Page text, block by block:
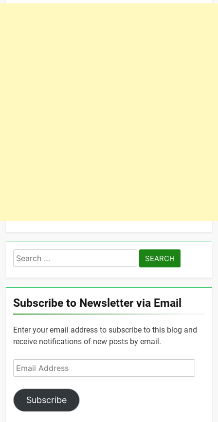
Search
for:
Subscribe to Newsletter via Email
Enter your email address to subscribe to this blog and
receive notifications of new posts by email.
Email
Address
Subscribe